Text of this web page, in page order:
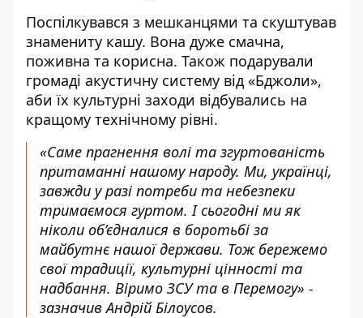
Поспілкувався з мешканцями та скуштував
знамениту кашу. Вона дуже смачна,
поживна та корисна. Також подарували
громаді акустичну систему від «Бджоли»,
аби їх культурні заходи відбувались на
кращому технічному рівні.
«Саме прагнення волі та згуртованість
притаманні нашому народу. Ми, українці,
завжди у разі потреби та небезпеки
тримаємося гуртом. І сьогодні ми як
ніколи об’єдналися в боротьбі за
майбутнє нашої держави. Тож бережемо
свої традиції, культурні цінності та
надбання. Віримо ЗСУ та в Перемогу» -
зазначив Андрій Білоусов.